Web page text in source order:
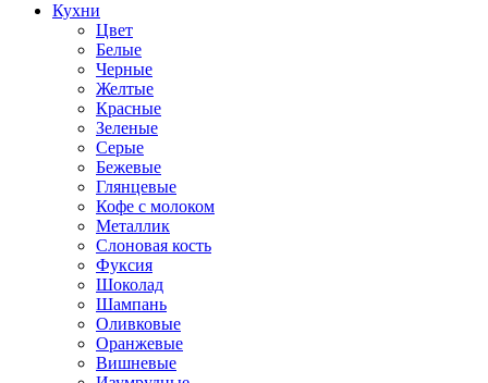
Кухни
Цвет
Белые
Черные
Желтые
Красные
Зеленые
Серые
Бежевые
Глянцевые
Кофе с молоком
Металлик
Слоновая кость
Фуксия
Шоколад
Шампань
Оливковые
Оранжевые
Вишневые